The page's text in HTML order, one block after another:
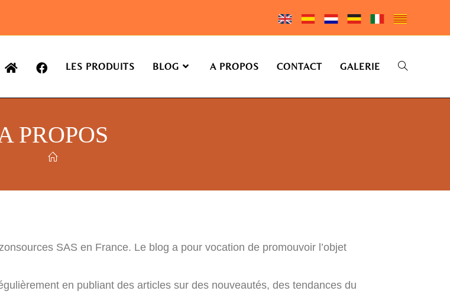
LES PRODUITS BLOG A PROPOS CONTACT GALERIE
PROPOS
SAS en France. Le blog a pour vocation de promouvoir l’objet
en publiant des articles sur des nouveautés, des tendances du